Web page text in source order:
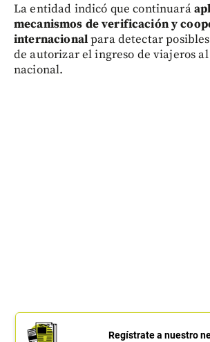
La entidad indicó que continuará
mecanismos de verificación y
internacionalpara detectar
de autorizar el ingreso de viajeros
nacional.
Regístrate a nuestro